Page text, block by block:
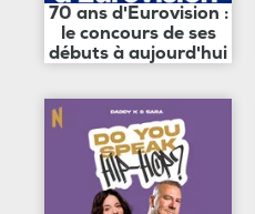
70 ans d'Eurovision :
le concours de ses
débuts à aujourd'hui